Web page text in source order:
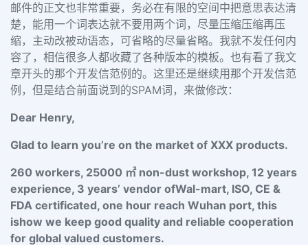
邮件的正文也非常重要，务必在有限的空间中把意思表达清
楚，能用一个词表达就不要用两个词，尽量压缩压缩再压
缩，主动改被动语态，可省略的尽量省略。我就不发任何内
容了，相信很多人都收藏了各种版本的模板。也有看了我文
章开头的那个开发信范例的。这里还是继续用那个开发信范
例，但是结合前面说到的SPAM词，来做修改：
Dear Henry,
Glad to learn you’re on the market of XXX products.
260 workers, 25000 ㎡ non-dust workshop, 12 years
experience, 3 years’ vendor ofWal-mart, ISO, CE &
FDA certificated, one hour reach Wuhan port, this
ishow we keep good quality and reliable cooperation
for global valued customers.